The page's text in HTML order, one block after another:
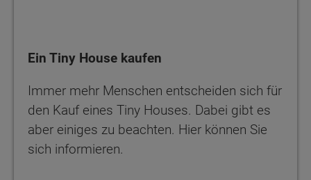
Ein Tiny House kaufen
Immer mehr Menschen entscheiden sich für
den Kauf eines Tiny Houses. Dabei gibt es
aber einiges zu beachten. Hier können Sie
sich informieren.